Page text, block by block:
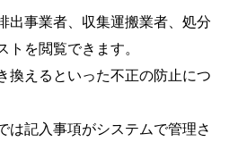
出事業者、収集運搬業者、処分
トを閲覧できます。
換えるといった不正の防止につ
は記入事項がシステムで管理さ